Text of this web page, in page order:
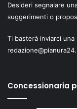
Desideri segnalare
suggerimenti o
Ti basterà inviarci
Concessionaria